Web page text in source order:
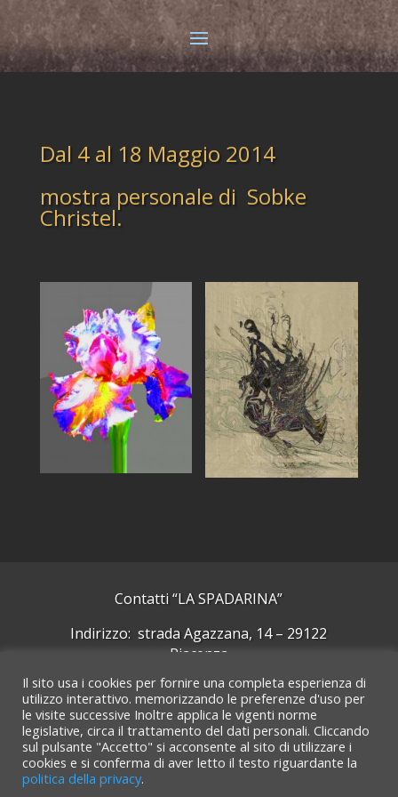
Dal 4 al 18 Maggio 2014
mostra personale di Sobke
Christel.
Contatti “LA SPADARINA”
Indirizzo: strada Agazzana, 14 – 29122
Piacenza
Cellulare: +39 339 5092244
Email: laspadarinarte@gmail.com
Cerca su GMaps
Il sito usa i cookies per fornire una completa esperienza di
utilizzo interattivo. memorizzando le preferenze d'uso per
le visite successive Inoltre applica le vigenti norme
legislative, circa il trattamento del dati personali. Cliccando
sul pulsante "Accetto" si acconsente al sito di utilizzare i
cookies e si conferma di aver letto il testo riguardante la
politica della privacy.